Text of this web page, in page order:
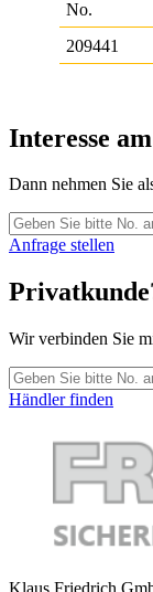
No.
209441
Interesse
Dann nehmen Sie
Anfrage stellen
Wir verbinden Sie
Händler finden